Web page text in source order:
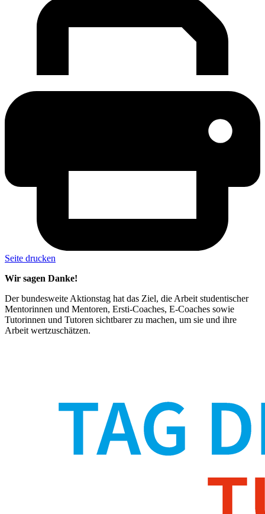
Seite drucken
Wir sagen Danke!
Der bundesweite Aktionstag hat das Ziel, die Arbeit studentischer
Mentorinnen und Mentoren, Ersti-Coaches, E-Coaches sowie
Tutorinnen und Tutoren sichtbarer zu machen, um sie und ihre
Arbeit wertzuschätzen.